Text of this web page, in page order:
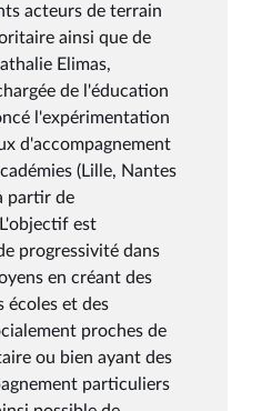
acteurs de terrain
ainsi que de
Elimas,
de l'éducation
l'expérimentation
d'accompagnement
(Lille, Nantes
partir de
est
progressivité dans
en créant des
écoles et des
proches de
ou bien ayant des
particuliers